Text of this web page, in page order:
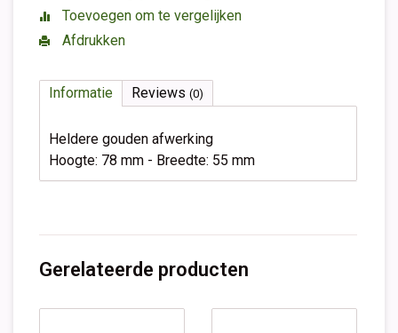
Toevoegen om te vergelijken
Afdrukken
Informatie Reviews (0)
Heldere gouden afwerking
Hoogte: 78 mm - Breedte: 55 mm
Gerelateerde producten